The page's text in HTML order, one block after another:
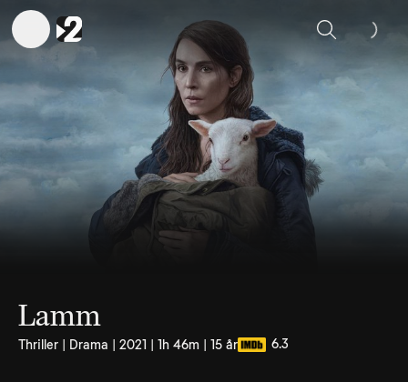
Sök
Lamm
Thriller | Drama | 2021 | 1h 46m | 15 år 6.3